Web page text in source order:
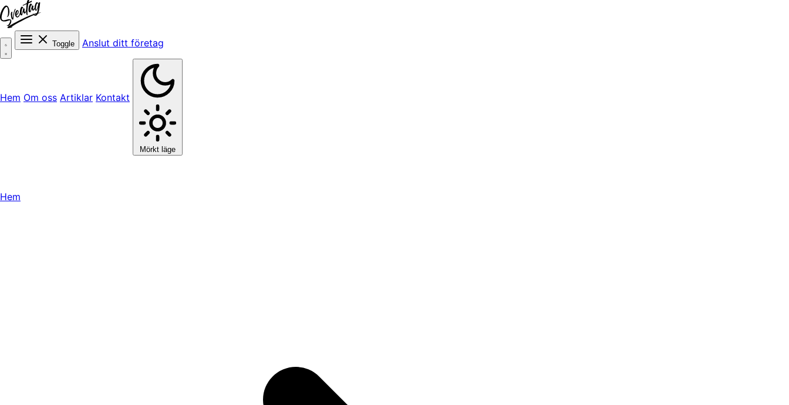
Toggle Anslut ditt företag
Hem Om oss Artiklar Kontakt
Mörkt läge
Hem